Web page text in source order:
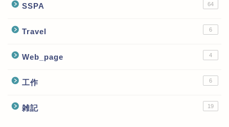
SSPA 64
Travel 6
Web_page 4
工作 6
雑記 19